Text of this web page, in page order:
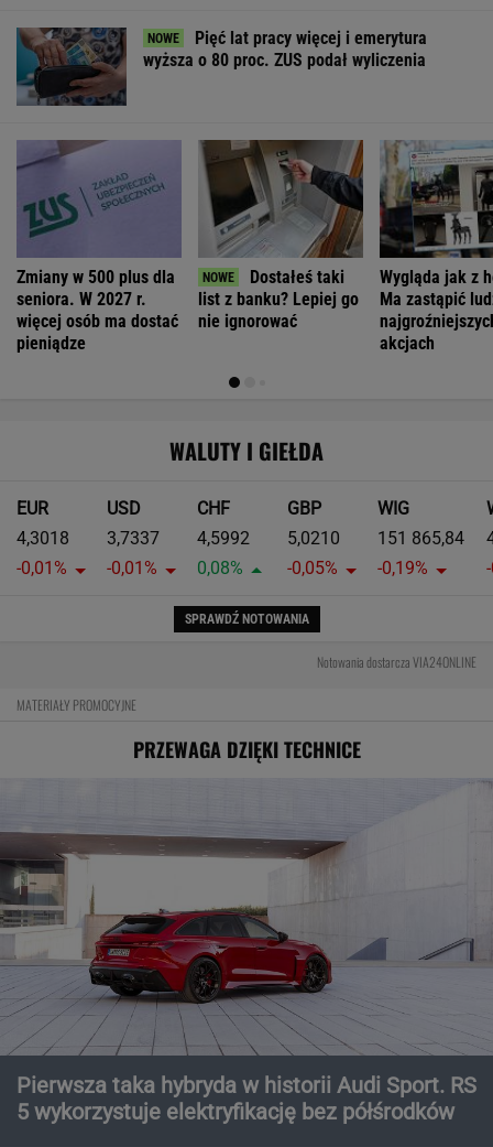
Pięć lat pracy więcej i emerytura
wyższa o 80 proc. ZUS podał wyliczenia
Zmiany w 500 plus dla
seniora. W 2027 r.
więcej osób ma dostać
pieniądze
Dostałeś taki
list z banku? Lepiej go
nie ignorować
Wygląda jak z
Ma zastąpić
akcjach
WALUTY I GIEŁDA
EUR
4,3018
-0,01%
USD
3,7337
-0,01%
CHF
4,5992
0,08%
GBP
5,0210
-0,05%
WIG
151 865,84
-0,19%
SPRAWDŹ NOTOWANIA
Notowania dostarcza VIA24ONLINE
MATERIAŁY PROMOCYJNE
PRZEWAGA DZIĘKI TECHNICE
Pierwsza taka hybryda w historii Audi Sport. RS
5 wykorzystuje elektryfikację bez półśrodków